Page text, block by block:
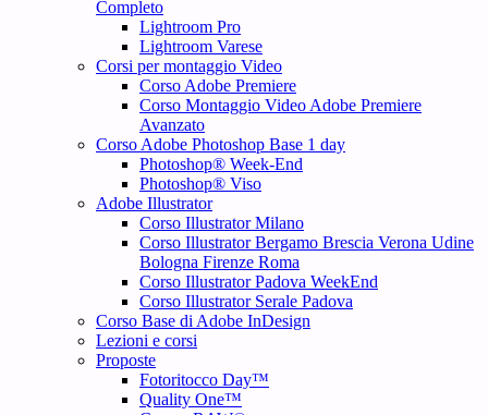
Completo
Lightroom Pro
Lightroom Varese
Corsi per montaggio Video
Corso Adobe Premiere
Corso Montaggio Video Adobe Premiere
Avanzato
Corso Adobe Photoshop Base 1 day
Photoshop® Week-End
Photoshop® Viso
Adobe Illustrator
Corso Illustrator Milano
Corso Illustrator Bergamo Brescia Verona Udine
Bologna Firenze Roma
Corso Illustrator Padova WeekEnd
Corso Illustrator Serale Padova
Corso Base di Adobe InDesign
Lezioni e corsi
Proposte
Fotoritocco Day™
Quality One™